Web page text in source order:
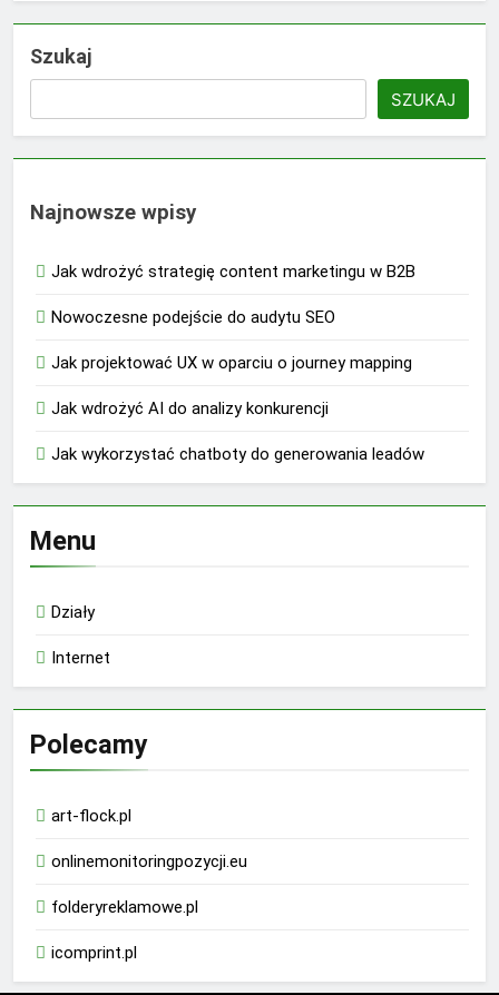
Szukaj
SZUKAJ
Najnowsze wpisy
Jak wdrożyć strategię content marketingu w B2B
Nowoczesne podejście do audytu SEO
Jak projektować UX w oparciu o journey mapping
Jak wdrożyć AI do analizy konkurencji
Jak wykorzystać chatboty do generowania leadów
Menu
Działy
Internet
Polecamy
art-flock.pl
onlinemonitoringpozycji.eu
folderyreklamowe.pl
icomprint.pl